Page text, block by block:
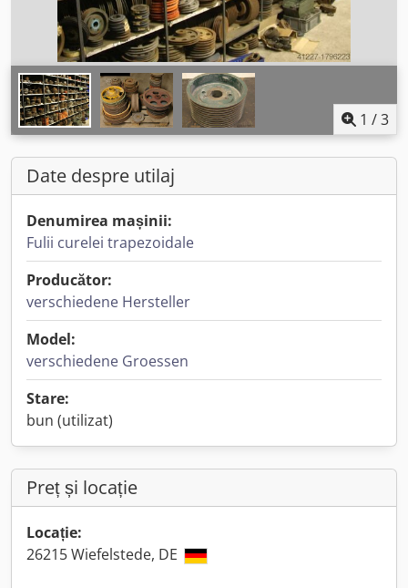
1 /3
Date despre utilaj
Denumirea mașinii:
Fulii curelei trapezoidale
Producător:
verschiedene Hersteller
Model:
verschiedene Groessen
Stare:
bun (utilizat)
Preț și locație
Locație:
26215 Wiefelstede, DE